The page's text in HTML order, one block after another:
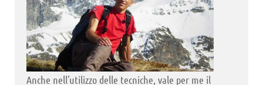
Anche nell’utilizzo delle tecniche, vale per me il